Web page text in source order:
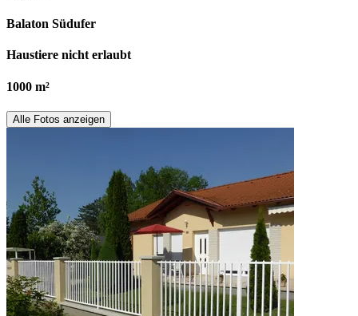
Balaton Südufer
Haustiere nicht erlaubt
1000 m²
Alle Fotos anzeigen